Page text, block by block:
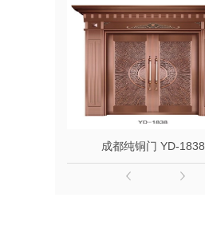
成都纯铜门 YD-1838